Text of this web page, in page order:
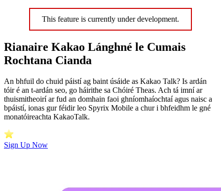
This feature is currently under development.
Rianaire Kakao Lánghné le Cumais
Rochtana Cianda
An bhfuil do chuid páistí ag baint úsáide as Kakao Talk? Is ardán
tóir é an t-ardán seo, go háirithe sa Chóiré Theas. Ach tá imní ar
thuismitheoirí ar fud an domhain faoi ghníomhaíochtaí agus naisc a
bpáistí, ionas gur féidir leo Spyrix Mobile a chur i bhfeidhm le gné
monatóireachta KakaoTalk.
Sign Up Now